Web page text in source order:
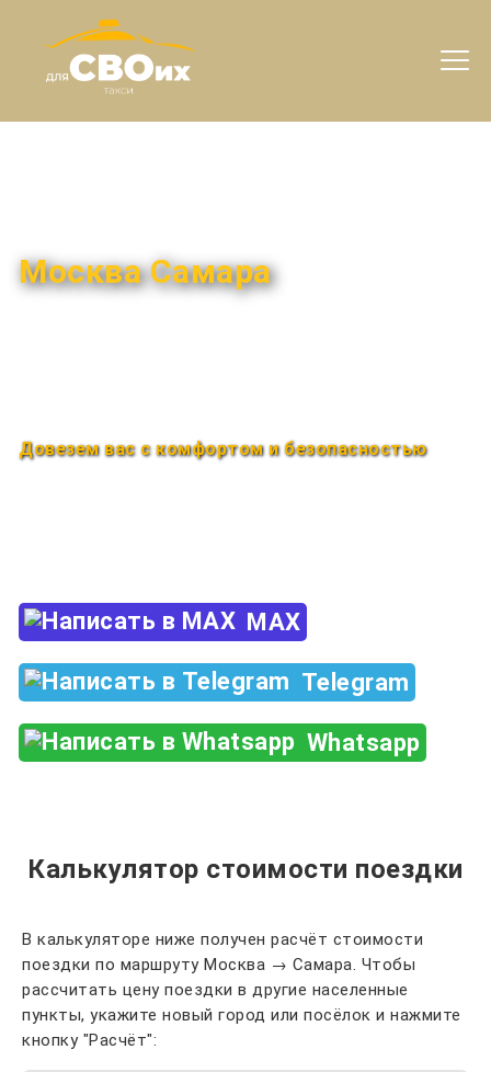
Москва Самара
Довезем вас с комфортом и безопасностью
MAX
Telegram
Whatsapp
Калькулятор стоимости поездки
В калькуляторе ниже получен расчёт стоимости
поездки по маршруту Москва → Самара. Чтобы
рассчитать цену поездки в другие населенные
пункты, укажите новый город или посёлок и нажмите
кнопку "Расчёт":